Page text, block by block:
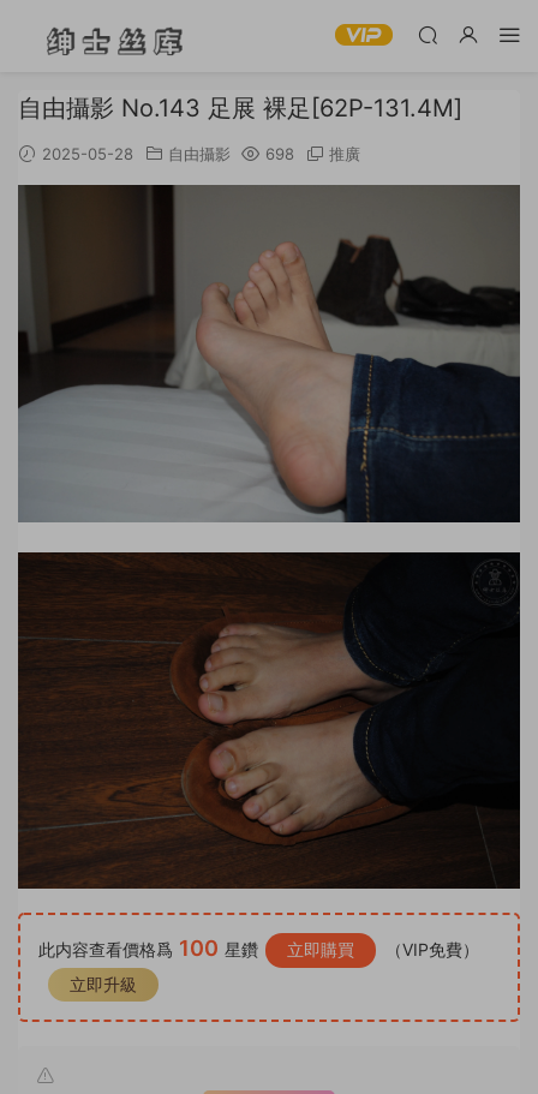
自由攝影 No.143 足展 裸足[62P-131.4M]
2025-05-28 自由攝影 698 推廣
此内容查看價格爲 100 星鑽 立即購買
（VIP免費）
立即升級